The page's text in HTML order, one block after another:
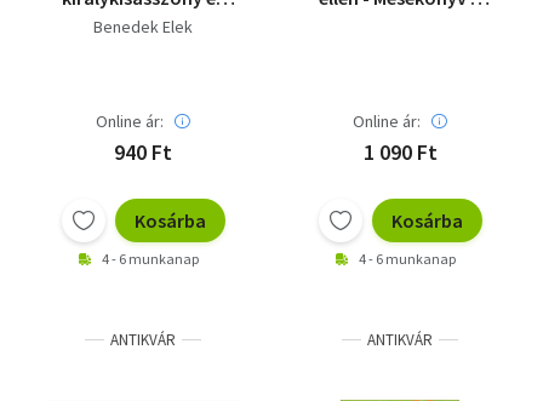
más mesék
Benedek Elek
Online ár:
940 Ft
Kosárba
4 - 6 munkanap
Online ár:
1 090 Ft
Kosárba
4 - 6 munkanap
ANTIKVÁR ANTIKVÁR